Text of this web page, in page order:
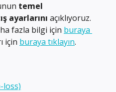
temel
ayarlarını açıklıyoruz.
fazla bilgi için buraya
için buraya tıklayın.
loss)